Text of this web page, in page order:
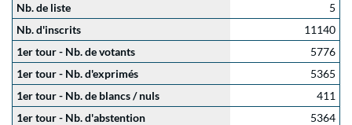
Nb. de liste
5
Nb. d'inscrits
11140
1er tour - Nb. de votants
5776
1er tour - Nb. d'exprimés
5365
1er tour - Nb. de blancs / nuls
411
1er tour - Nb. d'abstention
5364